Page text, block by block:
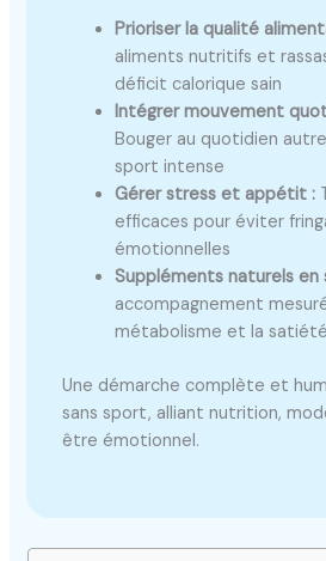
Prioriser la qualité
aliments nutritifs et
déficit calorique sain
Intégrer mouvement
Bouger au quotidien
sport intense
Gérer stress et appétit :
efficaces pour éviter
émotionnelles
Suppléments naturels en
accompagnement
métabolisme et la satiété
Une démarche complète et
sans sport, alliant nutrition,
être émotionnel.